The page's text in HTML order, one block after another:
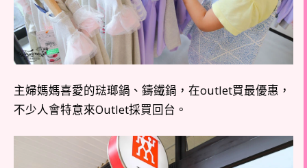
主婦媽媽喜愛的琺瑯鍋、鑄鐵鍋，在outlet買最優惠，
不少人會特意來Outlet採買回台。